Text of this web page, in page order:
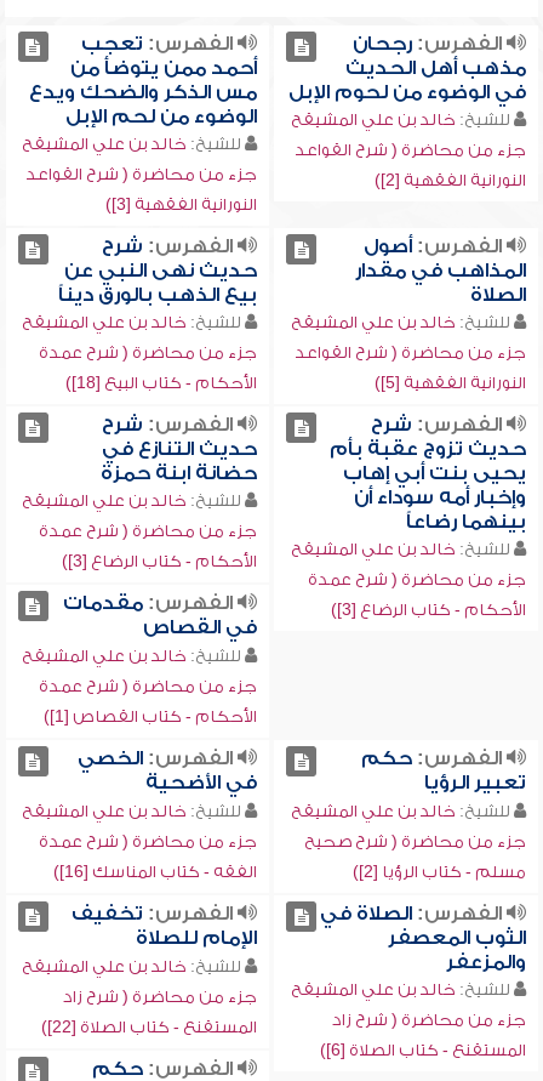
الفهرس:رجحان
مذهب أهل الحديث
في الوضوء من لحوم الإبل
للشيخ: خالد بن علي المشيقح
جزء من محاضرة ( شرح القواعد
النورانية الفقهية [2])
الفهرس: تعجب
أحمد ممن يتوضأ من
مس الذكر والضحك ويدع
الوضوء من لحم الإبل
للشيخ: خالد بن علي المشيقح
جزء من محاضرة ( شرح القواعد
النورانية الفقهية [3])
الفهرس:أصول
المذاهب في مقدار
الصلاة
للشيخ: خالد بن علي المشيقح
جزء من محاضرة ( شرح القواعد
النورانية الفقهية [5])
الفهرس: شرح
حديث نهى النبي عن
بيع الذهب بالورق ديناً
للشيخ: خالد بن علي المشيقح
جزء من محاضرة ( شرح عمدة
الأحكام - كتاب البيع [18])
الفهرس: شرح
حديث تزوج عقبة بأم
يحيى بنت أبي إهاب
وإخبار أمه سوداء أن
بينهما رضاعاً
للشيخ: خالد بن علي المشيقح
جزء من محاضرة ( شرح عمدة
الأحكام - كتاب الرضاع [3])
الفهرس: شرح
حديث التنازع في
حضانة ابنة حمزة
للشيخ: خالد بن علي المشيقح
جزء من محاضرة ( شرح عمدة
الأحكام - كتاب الرضاع [3])
الفهرس:مقدمات
في القصاص
للشيخ: خالد بن علي المشيقح
جزء من محاضرة ( شرح عمدة
الأحكام - كتاب القصاص [1])
الفهرس:حكم
تعبير الرؤيا
للشيخ: خالد بن علي المشيقح
جزء من محاضرة ( شرح صحيح
مسلم - كتاب الرؤيا [2])
الفهرس:الخصي
في الأضحية
للشيخ: خالد بن علي المشيقح
جزء من محاضرة ( شرح عمدة
الفقه - كتاب المناسك [16])
الفهرس:الصلاة في
الثوب المعصفر
والمزعفر
للشيخ: خالد بن علي المشيقح
جزء من محاضرة ( شرح زاد
المستقنع - كتاب الصلاة [6])
الفهرس: تخفيف
الإمام للصلاة
للشيخ: خالد بن علي المشيقح
جزء من محاضرة ( شرح زاد
المستقنع - كتاب الصلاة [22])
الفهرس:حكم